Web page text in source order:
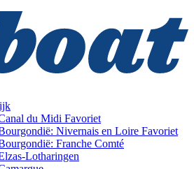
du Midi Favoriet
Nivernais en Loire Favoriet
Franche Comté
Lotharingen